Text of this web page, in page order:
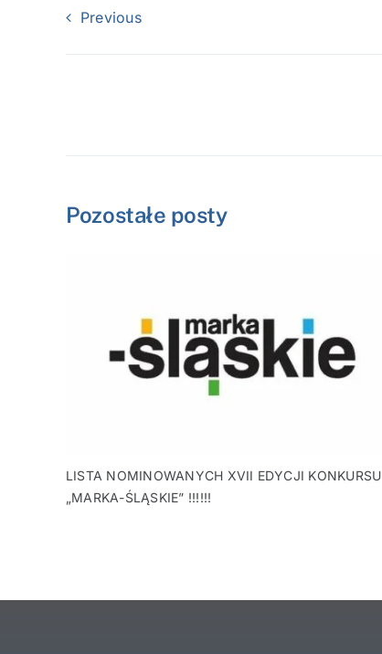
Previous
Pozostałe posty
LISTA NOMINOWANYCH XVII EDYCJI KONKURSU
„MARKA-ŚLĄSKIE” !!!!!!